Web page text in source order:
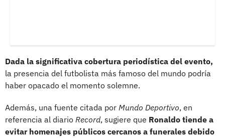
Dada la significativa cobertura periodística del evento,
la presencia del futbolista más famoso del mundo podría
haber opacado el momento solemne.
Además, una fuente citada por Mundo Deportivo, en
referencia al diario Record, sugiere que Ronaldo tiende a
evitar homenajes públicos cercanos a funerales debido